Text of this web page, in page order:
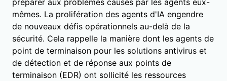
mêmes. La prolifération des agents d'IA engendre
de nouveaux défis opérationnels au-delà de la
sécurité. Cela rappelle la manière dont les agents de
point de terminaison pour les solutions antivirus et
de détection et de réponse aux points de
terminaison (EDR) ont sollicité les ressources